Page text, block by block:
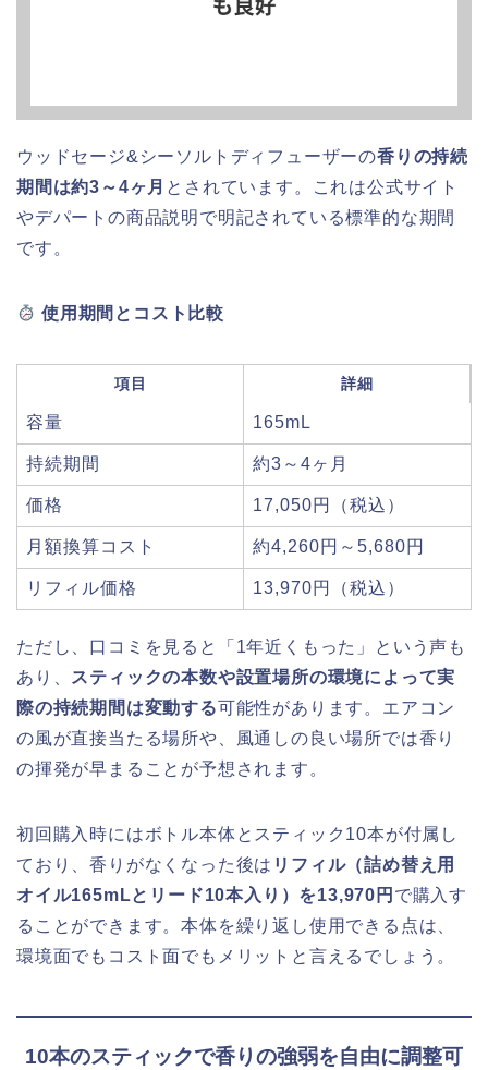
ウッドセージ&シーソルトディフューザーの香りの持続
期間は約3～4ヶ月 とされています。これは公式サイト
やデパートの商品説明で明記されている標準的な期間
です。
使用期間とコスト比較
項目 詳細
容量 165mL
持続期間 約3～4ヶ月
価格 17,050円（税込）
月額換算コスト 約4,260円～5,680円
リフィル価格 13,970円（税込）
ただし、口コミを見ると「1年近くもった」という声も
あり、 スティックの本数や設置場所の環境によって実
際の持続期間は変動する可能性があります。エアコン
の風が直接当たる場所や、風通しの良い場所では香り
の揮発が早まることが予想されます。
初回購入時にはボトル本体とスティック10本が付属し
ており、香りがなくなった後は リフィル（詰め替え用
オイル165mLとリード10本入り）を13,970円 で購入す
ることができます。本体を繰り返し使用できる点は、
環境面でもコスト面でもメリットと言えるでしょう。
10本のスティックで香りの強弱を自由に調整可